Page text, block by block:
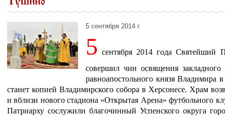
5 сентября 2014 г.
5 сентября 2014 года Святейший
совершил чин освящения
равноапостольного князя
станет копией Владимирского собора в Херсонесе. Храм
и вблизи нового стадиона «Открытая Арена» футбольного
Патриарху сослужили благочинный Успенского округа